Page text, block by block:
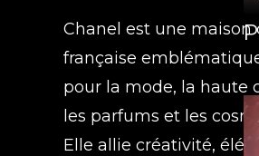
Chanel est une maison
française
pour la mode, la haute
les parfums et les
Elle allie créativité,